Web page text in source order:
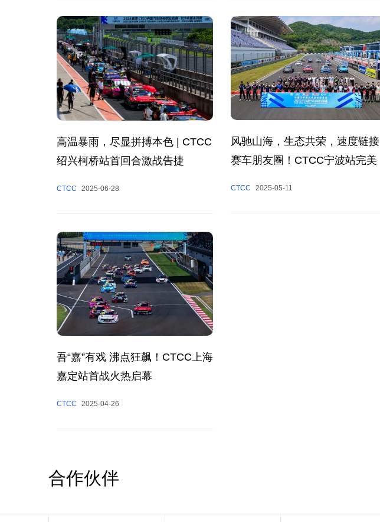
高温暴雨，尽显拼搏本色 | CTCC
绍兴柯桥站首回合激战告捷
CTCC 2025-06-28
风驰山海，生态共荣，速度链接
赛车朋友圈！CTCC宁波站完美
CTCC 2025-05-11
吾“嘉”有戏 沸点狂飙！CTCC上海
嘉定站首战火热启幕
CTCC 2025-04-26
合作伙伴